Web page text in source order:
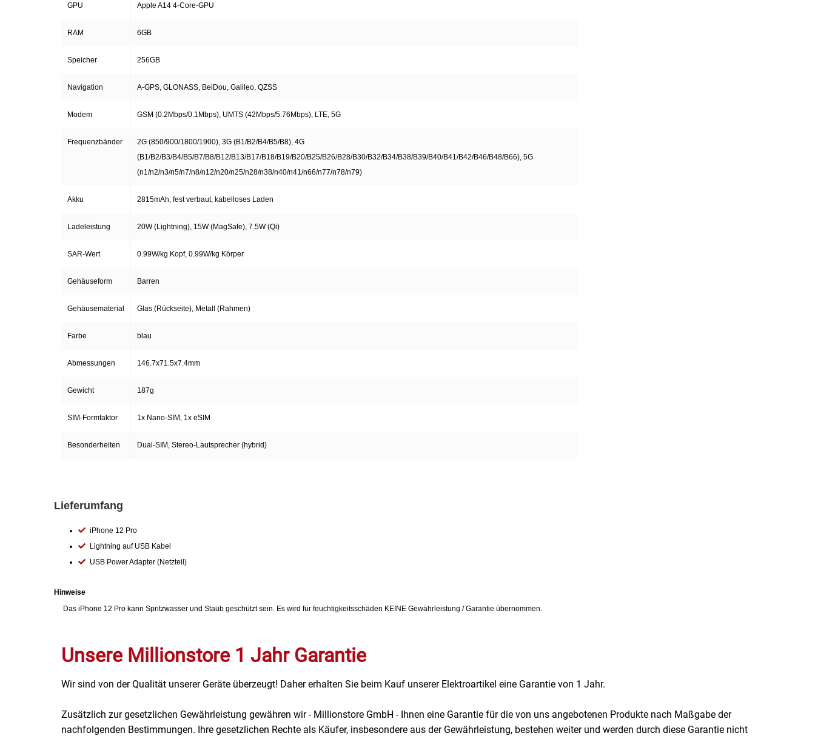
Karaffen / Krüge
Kartoffelprod./Beilagen/Fruchtsalat gek.
Kau-/ Fruchtgummi/ Kindersüßware
Kerzen / Anzündhilfen
Marinierte / geräucherte Fische
Mehl / Griess / Stärke / Getreide
Obstkonserven
Profisortiment
GPU Apple A14 4-Core-GPU
RAM 6GB
Speicher 256GB
Navigation A-GPS, GLONASS, BeiDou, Galileo, QZSS
Modem GSM (0.2Mbps/0.1Mbps), UMTS (42Mbps/5.76Mbps), LTE, 5G
Frequenzbänder
2G (850/900/1800/1900), 3G (B1/B2/B4/B5/B8), 4G
(B1/B2/B3/B4/B5/B7/B8/B12/B13/B17/B18/B19/B20/B25/B26/B28/B30/B32/B34/B38/B39/B40/B41/B42/B46/B48/B66), 5G
(n1/n2/n3/n5/n7/n8/n12/n20/n25/n28/n38/n40/n41/n66/n77/n78/n79)
Akku 2815mAh, fest verbaut, kabelloses Laden
Ladeleistung 20W (Lightning), 15W (MagSafe), 7.5W (Qi)
SAR-Wert 0.99W/kg Kopf, 0.99W/kg Körper
Gehäuseform Barren
Gehäusematerial Glas (Rückseite), Metall (Rahmen)
Farbe blau
Abmessungen 146.7x71.5x7.4mm
Gewicht 187g
SIM-Formfaktor 1x Nano-SIM, 1x eSIM
Besonderheiten Dual-SIM, Stereo-Lautsprecher (hybrid)
Lieferumfang
iPhone 12 Pro
Lightning auf USB Kabel
USB Power Adapter (Netzteil)
Hinweise
Das iPhone 12 Pro kann Spritzwasser und Staub geschützt sein. Es wird für feuchtigkeitsschäden KEINE Gewährleistung / Garantie übernommen.
Unsere Millionstore 1 Jahr Garantie
Wir sind von der Qualität unserer Geräte überzeugt! Daher erhalten Sie beim Kauf unserer Elektroartikel eine Garantie von 1 Jahr.
Zusätzlich zur gesetzlichen Gewährleistung gewähren wir - Millionstore GmbH - Ihnen eine Garantie für die von uns angebotenen Produkte nach Maßgabe der
nachfolgenden Bestimmungen. Ihre gesetzlichen Rechte als Käufer, insbesondere aus der Gewährleistung, bestehen weiter und werden durch diese Garantie nicht